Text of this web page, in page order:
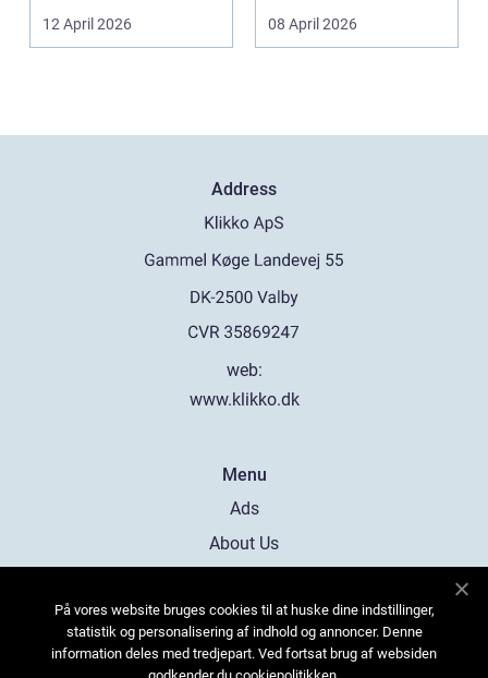
belægningen en helt
centra...
12 April 2026
mærke til i hverdage...
08 April 2026
Address
web:
www.klikko.dk
Menu
Ads
About Us
Contact
Sitemap
På vores website bruges cookies til at huske dine indstillinger,
statistik og personalisering af indhold og annoncer. Denne
information deles med tredjepart. Ved fortsat brug af websiden